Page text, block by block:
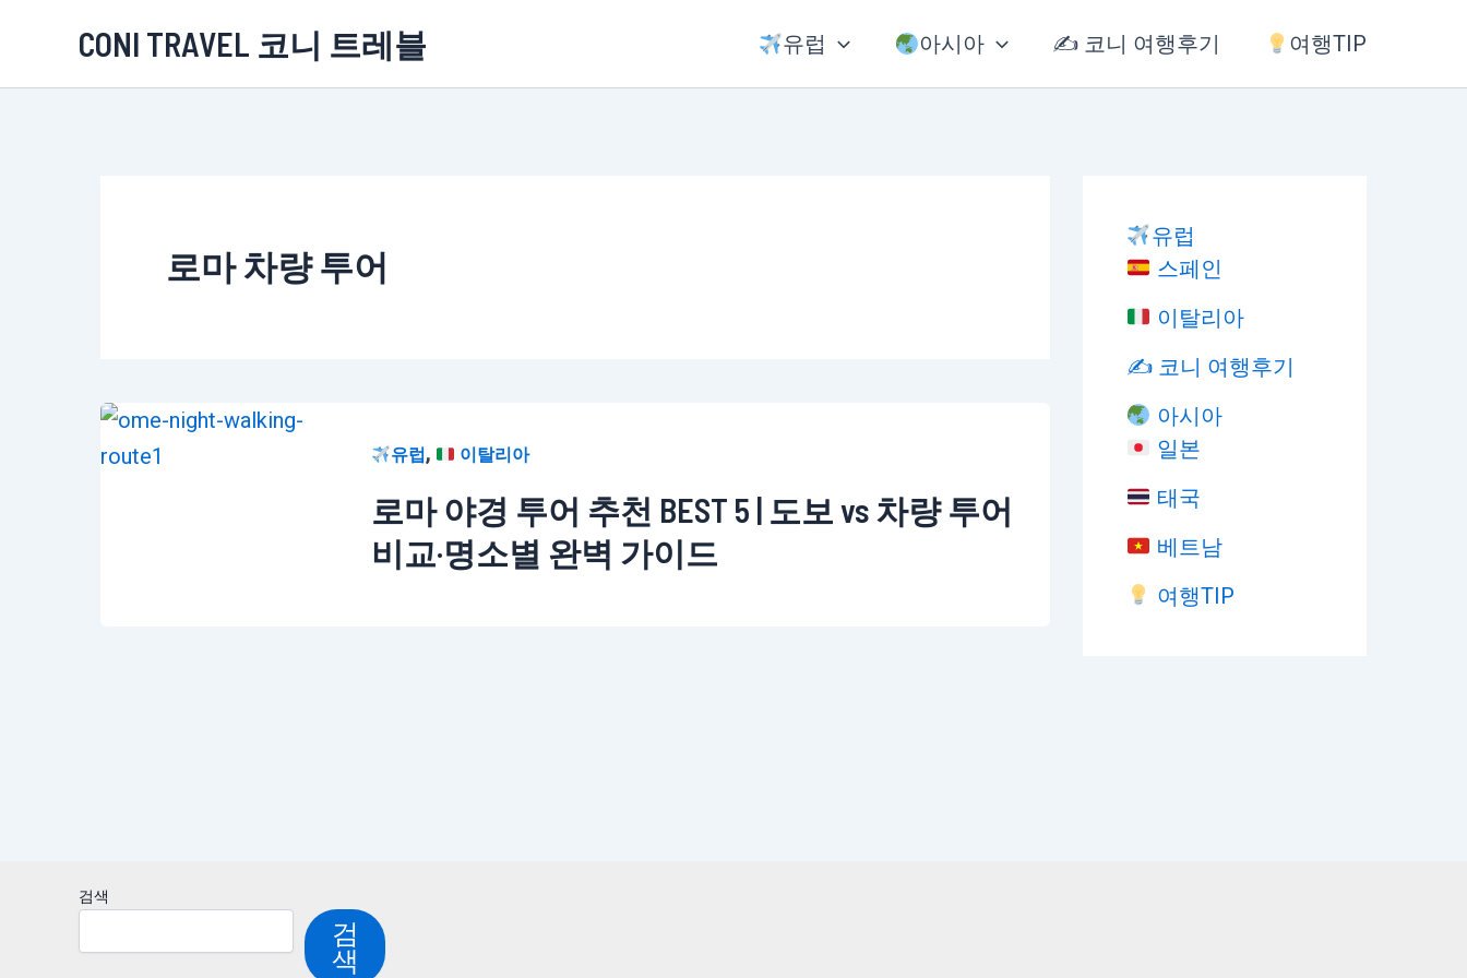
츠
CONI TRAVEL 코니 트레블 유럽 아시아 ✍️ 코니 여행후기 여행TIP
로마 차량 투어
유럽, 이탈리아
로마 야경 투어 추천 BEST 5 | 도보 vs 차량 투어
비교·명소별 완벽 가이드
유럽
스페인
이탈리아
✍️ 코니 여행후기
아시아
일본
태국
베트남
여행TIP
검색
검
색